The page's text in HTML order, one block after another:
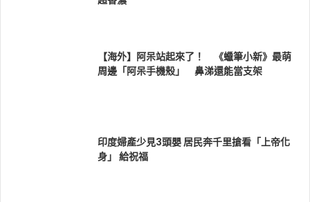
【海外】阿呆站起來了！ 《蠟筆小新》最萌
周邊「阿呆手機殼」 鼻涕還能當支架
印度婦產少見3頭嬰 居民奔千里搶看「上帝化
身」 給祝福